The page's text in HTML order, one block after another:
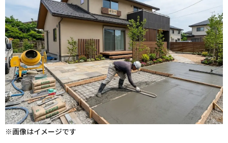
※画像はイメージです